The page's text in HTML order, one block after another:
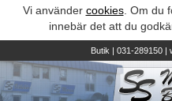
Vi använder cookies. Om du
innebär det att du
Butik| 031-289150 |